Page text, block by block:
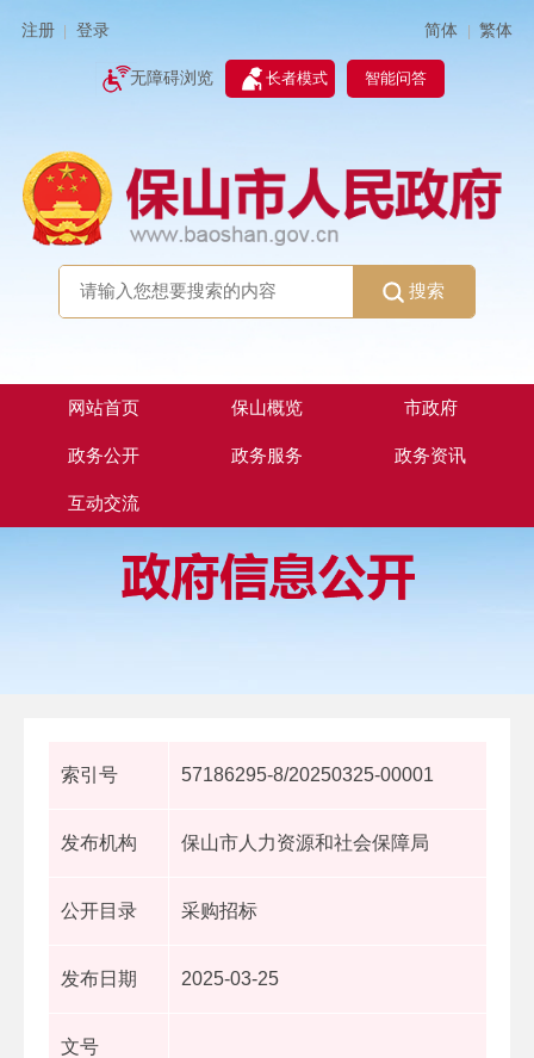
注册 登录 简体 | 繁体
无障碍浏览 长者模式 智能问答
搜索
网站首页 保山概览 市政府
政务公开 政务服务 政务资讯
互动交流
索引号 57186295-8/20250325-00001
发布机构 保山市人力资源和社会保障局
公开目录 采购招标
发布日期 2025-03-25
文号